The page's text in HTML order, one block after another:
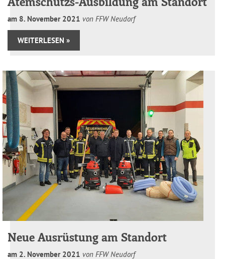
am 8. November 2021 von FFW Neudorf
WEITERLESEN »
Neue Ausrüstung am Standort
am 2. November 2021 von FFW Neudorf